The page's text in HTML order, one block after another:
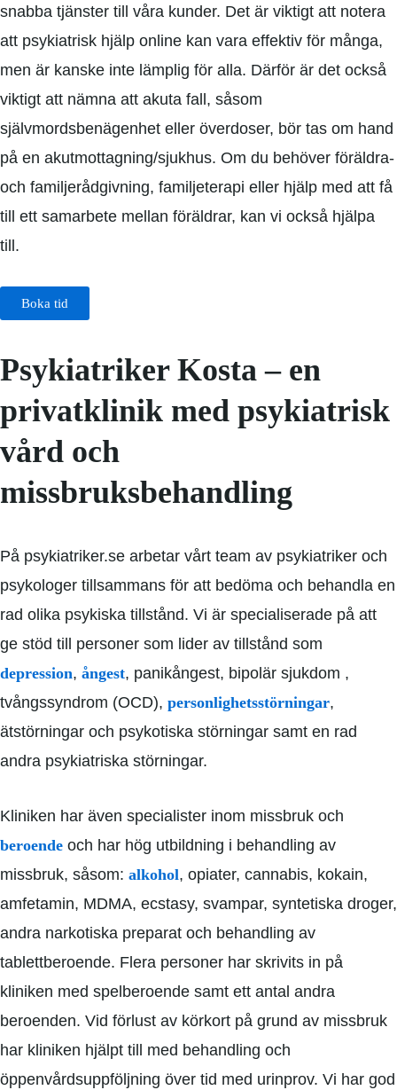
snabba tjänster till våra kunder. Det är viktigt att notera
att psykiatrisk hjälp online kan vara effektiv för många,
men är kanske inte lämplig för alla. Därför är det också
viktigt att nämna att akuta fall, såsom
självmordsbenägenhet eller överdoser, bör tas om hand
på en akutmottagning/sjukhus. Om du behöver föräldra-
och familjerådgivning, familjeterapi eller hjälp med att få
till ett samarbete mellan föräldrar, kan vi också hjälpa
till.
Boka tid
Psykiatriker Kosta – en
privatklinik med psykiatrisk
vård och
missbruksbehandling
På psykiatriker.se arbetar vårt team av psykiatriker och
psykologer tillsammans för att bedöma och behandla en
rad olika psykiska tillstånd. Vi är specialiserade på att
ge stöd till personer som lider av tillstånd som
depression, ångest, panikångest, bipolär sjukdom ,
tvångssyndrom (OCD), personlighetsstörningar,
ätstörningar och psykotiska störningar samt en rad
andra psykiatriska störningar.
Kliniken har även specialister inom missbruk och
beroende och har hög utbildning i behandling av
missbruk, såsom: alkohol, opiater, cannabis, kokain,
amfetamin, MDMA, ecstasy, svampar, syntetiska droger,
andra narkotiska preparat och behandling av
tablettberoende. Flera personer har skrivits in på
kliniken med spelberoende samt ett antal andra
beroenden. Vid förlust av körkort på grund av missbruk
har kliniken hjälpt till med behandling och
öppenvårdsuppföljning över tid med urinprov. Vi har god